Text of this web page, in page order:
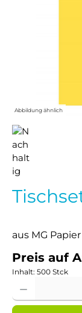
Abbildung ähnlich
aus MG Papier
Preis auf
Inhalt: 500 Stck